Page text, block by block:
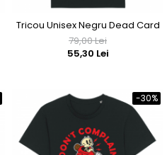
Tricou Unisex Negru Dead Card
79,00 Lei
55,30 Lei
-30%